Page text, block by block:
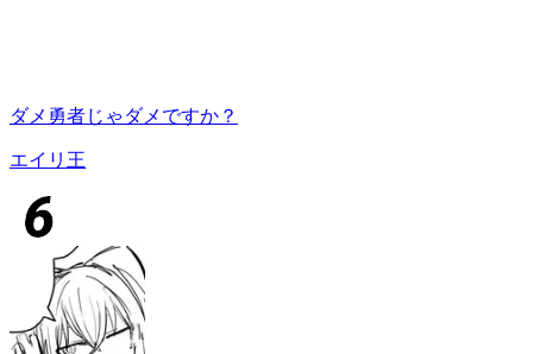
ダメ勇者じゃダメですか？
エイリ王